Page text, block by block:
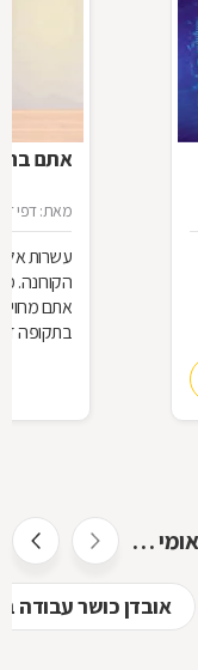
אתם
מאת: דפי
עשרות
הקורונה.
אתם
בתקופה
אנשים שחיפשו עורכי דין לדיני ביטוח לאומי חיפשו גם
אובדן כושר עבודה